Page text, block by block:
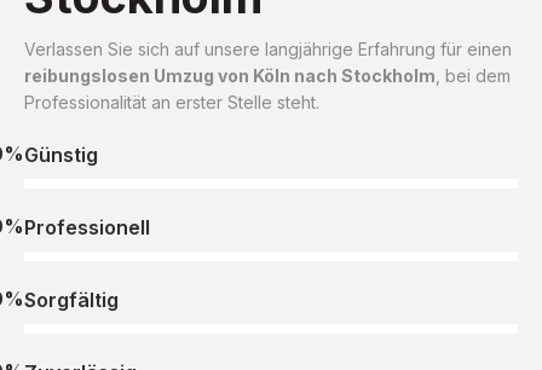
Verlassen Sie sich auf unsere langjährige Erfahrung für einen
reibungslosen Umzug von Köln nach Stockholm , bei dem
Professionalität an erster Stelle steht.
Günstig
Professionell
Sorgfältig